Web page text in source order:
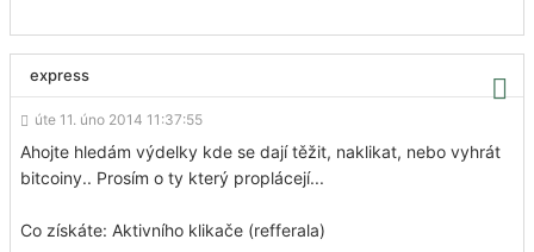
express
úte 11. úno 2014 11:37:55
Ahojte hledám výdelky kde se dají těžit, naklikat, nebo vyhrát
bitcoiny.. Prosím o ty který proplácejí...
Co získáte: Aktivního klikače (refferala)